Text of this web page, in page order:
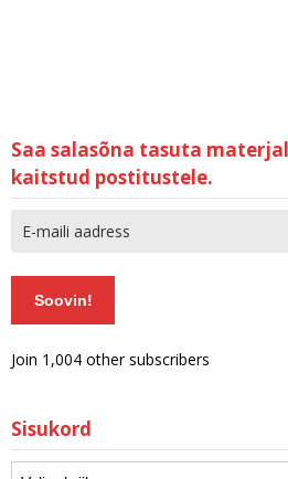
Saa salasõna tasuta
kaitstud postitustele.
Soovin!
Join 1,004 other subscribers
Sisukord